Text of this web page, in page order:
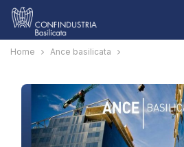
Home Ance basilicata